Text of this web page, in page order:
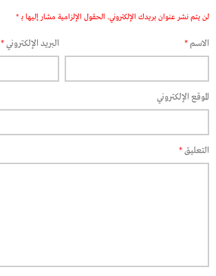
لن يتم نشر عنوان بريدك الإلكتروني. الحقول الإلزامية مشار إليها بـ *
الاسم* البريد الإلكتروني*
الموقع الإلكتروني
التعليق*